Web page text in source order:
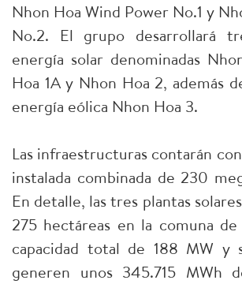
Nhon Hoa Wind Power No.1 y
No.2. El grupo desarrollará
energía solar denominadas
Hoa 1A y Nhon Hoa 2, además
energía eólica Nhon Hoa 3.
Las infraestructuras contarán
instalada combinada de 230
En detalle, las tres plantas
275 hectáreas en la comuna
capacidad total de 188 MW y
generen unos 345.715 MWh